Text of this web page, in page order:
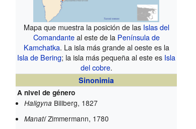
Mapa que muestra la posición de las Islas del
Comandanteal este de la Península de
Kamchatka. La isla más grande al oeste es la
Isla de Bering; la isla más pequeña al este es Isla
del cobre.
Sinonimia
A nivel de género
Haligyna Billberg, 1827
Manatí Zimmermann, 1780